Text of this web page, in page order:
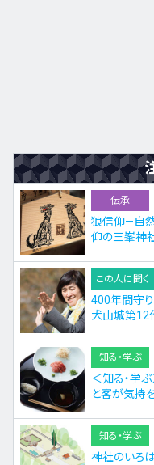
伝承
狼信仰—自
仰の三峯神
この人に聞く
400年間守
犬山城第12
知る・学ぶ
＜知る・学
と客が気持
知る・学ぶ
神社のいろ